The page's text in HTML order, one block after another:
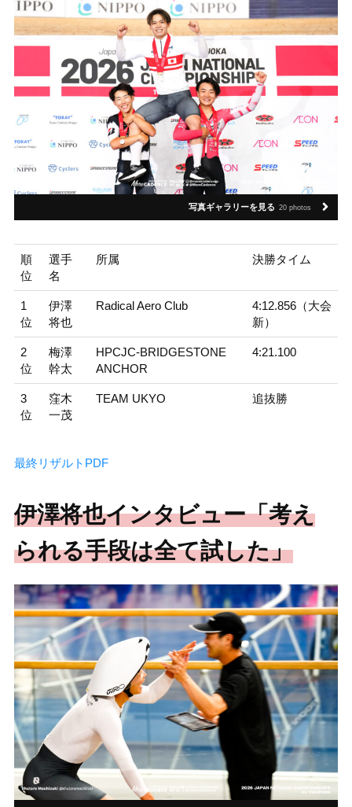
写真ギャラリーを見る 20 photos
順
位
選手
名
所属 決勝タイム
1
位
伊澤
将也
Radical Aero Club
4:12.856（大会
新）
2
位
梅澤
幹太
HPCJC-BRIDGESTONE
ANCHOR
4:21.100
3
位
窪木
一茂
TEAM UKYO 追抜勝
最終リザルトPDF
伊澤将也インタビュー「考え
られる手段は全て試した」